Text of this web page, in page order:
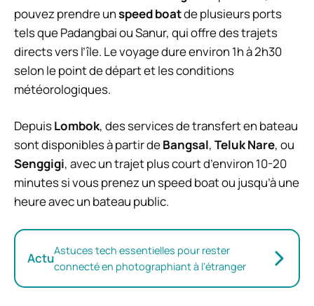
pouvez prendre unspeed boatde plusieurs ports
tels que Padangbai ou Sanur, qui offre des trajets
directs vers l’île. Le voyage dure environ 1h à 2h30
selon le point de départ et les conditions
météorologiques.
DepuisLombok, des services de transfert en bateau
sont disponibles à partir deBangsal, Teluk Nare, ou
Senggigi, avec un trajet plus court d’environ 10-20
minutes si vous prenez un speed boat ou jusqu’à une
heure avec un bateau public.
ActuAstuces tech essentielles pour rester
connecté en photographiant à l’étranger